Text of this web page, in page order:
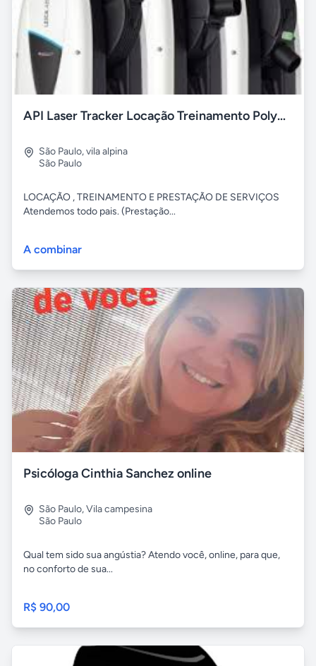
API Laser Tracker Locação Treinamento Polyworks -Serviços
São Paulo,vila alpina
São Paulo
LOCAÇÃO , TREINAMENTO E PRESTAÇÃO DE SERVIÇOS
Atendemos todo pais. (Prestação...
A combinar
Psicóloga Cinthia Sanchez online
São Paulo,Vila campesina
São Paulo
Qual tem sido sua angústia? Atendo você, online, para que,
no conforto de sua...
R$ 90,00